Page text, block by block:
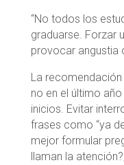
“No todos los
graduarse. Forzar
provocar angustia
La
no en el último
inicios. Evitar
frases como “ya
mejor formular
llaman la